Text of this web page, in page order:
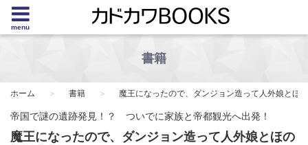
menu
書籍
ホーム 書籍 魔王になったので、ダンジョン造って人外娘とほ
帝国で謎の遺跡発見！？ ついでに家族と帝都観光へ出発！
魔王になったので、ダンジョン造って人外娘とほの